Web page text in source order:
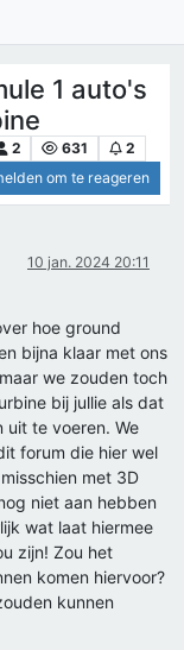
1 auto's
2 631
2
om te reageren
10 jan. 2024 20:11
hoe ground
bijna klaar met ons
we zouden toch
bij jullie als dat
uit te voeren. We
forum die hier wel
met 3D
niet aan hebben
wat laat hiermee
zijn! Zou het
komen hiervoor?
kunnen